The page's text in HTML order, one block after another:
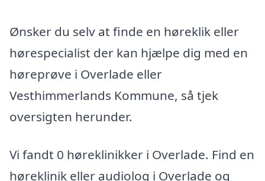
Ønsker du selv at finde en høreklik eller
hørespecialist der kan hjælpe dig med en
høreprøve i Overlade eller
Vesthimmerlands Kommune, så tjek
oversigten herunder.
Vi fandt 0 høreklinikker i Overlade. Find en
høreklinik eller audiolog i Overlade og